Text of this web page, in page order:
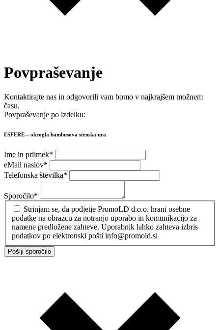
Povpraševanje
Kontaktirajte nas in odgovorili vam bomo v najkrajšem možnem
času.
Povpraševanje po izdelku:
ESFERE – okrogla bambusova stenska ura
Ime in priimek*
eMail naslov*
Telefonska številka*
Sporočilo*
Strinjam se, da podjetje PromoLD d.o.o. hrani osebne
podatke na obrazcu za notranjo uporabo in komunikacijo za
namene predložene zahteve. Uporabnik lahko zahteva izbris
podatkov po elektronski pošti info@promold.si
Pošlji sporočilo